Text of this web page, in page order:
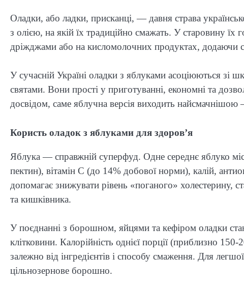
Оладки, або ладки, присканці, — давня страва
з олією, на якій їх традиційно смажать. У старовину їх
дріжджами або на кисломолочних продуктах, додаючи
У сучасній Україні оладки з яблуками асоціюються зі
святами. Вони прості у приготуванні, економні та
досвідом, саме яблучна версія виходить найсмачнішою
Користь оладок з яблуками для здоров’я
Яблука — справжній суперфуд. Одне середнє яблуко
пектин), вітамін C (до 14% добової норми), калій,
допомагає знижувати рівень «поганого» холестерину,
та кишківника.
У поєднанні з борошном, яйцями та кефіром оладки
клітковини. Калорійність однієї порції (приблизно
залежно від інгредієнтів і способу смаження. Для
цільнозернове борошно.